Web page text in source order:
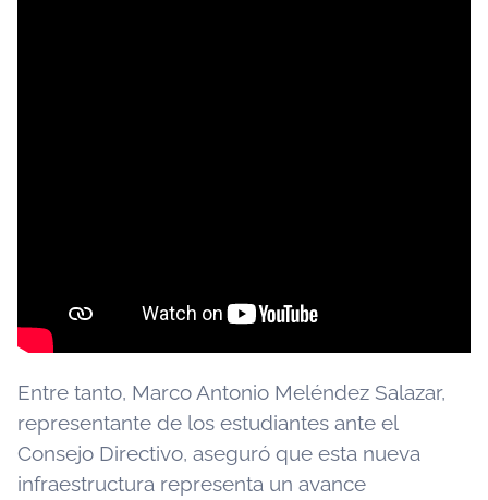
Entre tanto, Marco Antonio Meléndez Salazar,
representante de los estudiantes ante el
Consejo Directivo, aseguró que esta nueva
infraestructura representa un avance